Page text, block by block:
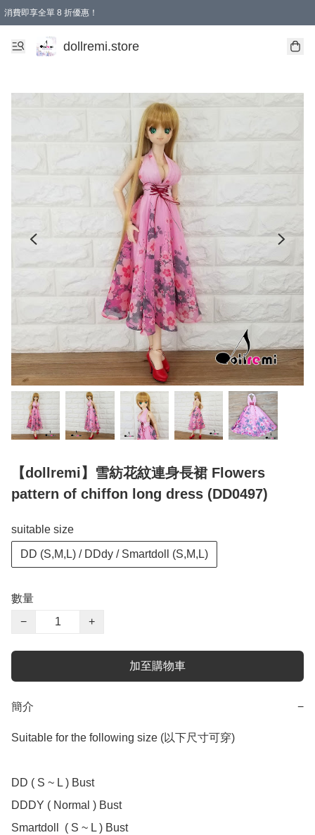
消費即享全單 8 折優惠！
購物滿 HKD 1500.00即享免運費優惠！（適用於 本地送貨、本地取貨、國際送貨 )
dollremi.store
【dollremi】雪紡花紋連身長裙 Flowers
pattern of chiffon long dress (DD0497)
suitable size
DD (S,M,L) / DDdy / Smartdoll (S,M,L)
數量
−
+
加至購物車
簡介 −
Suitable for the following size (以下尺寸可穿)
DD ( S ~ L ) Bust
DDDY ( Normal ) Bust
Smartdoll  ( S ~ L ) Bust